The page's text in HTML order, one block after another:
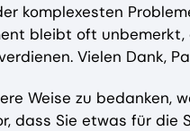
komplexesten
bleibt oft
Vielen Dank,
Weise zu bedanken,
dass Sie etwas für die